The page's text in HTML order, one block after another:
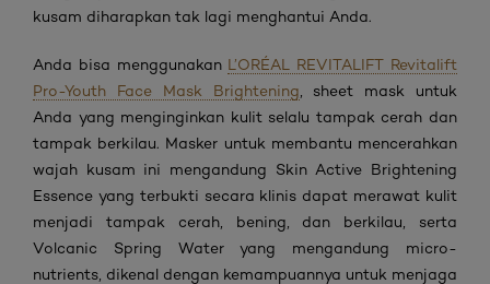
kusam diharapkan tak lagi menghantui Anda.
Anda bisa menggunakan L’ORÉAL REVITALIFT Revitalift
Pro-Youth Face Mask Brightening , sheet mask untuk
Anda yang menginginkan kulit selalu tampak cerah dan
tampak berkilau. Masker untuk membantu mencerahkan
wajah kusam ini mengandung Skin Active Brightening
Essence yang terbukti secara klinis dapat merawat kulit
menjadi tampak cerah, bening, dan berkilau, serta
Volcanic Spring Water yang mengandung micro-
nutrients, dikenal dengan kemampuannya untuk menjaga